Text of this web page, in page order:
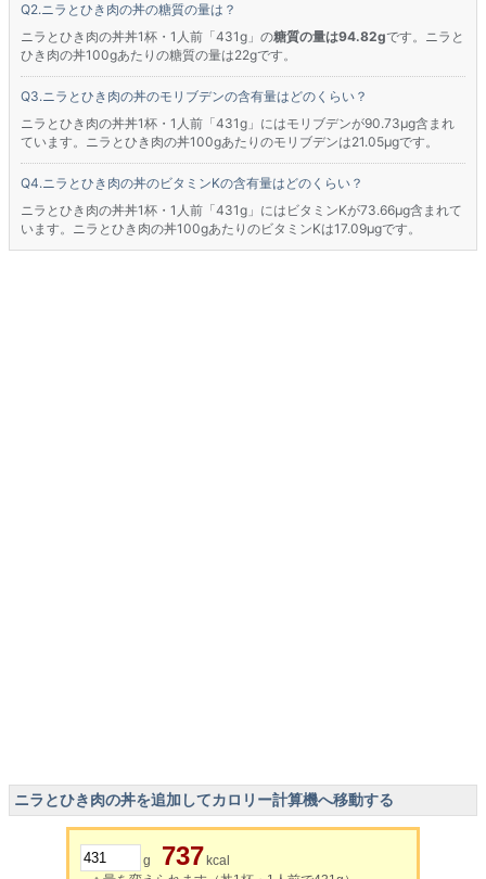
ニラとひき肉の丼の糖質の量は？
ニラとひき肉の丼丼1杯・1人前「431g」の糖質の量は94.82gです。ニラと
ひき肉の丼100gあたりの糖質の量は22gです。
ニラとひき肉の丼のモリブデンの含有量はどのくらい？
ニラとひき肉の丼丼1杯・1人前「431g」にはモリブデンが90.73μg含まれ
ています。ニラとひき肉の丼100gあたりのモリブデンは21.05μgです。
ニラとひき肉の丼のビタミンKの含有量はどのくらい？
ニラとひき肉の丼丼1杯・1人前「431g」にはビタミンKが73.66μg含まれて
います。ニラとひき肉の丼100gあたりのビタミンKは17.09μgです。
ニラとひき肉の丼を追加してカロリー計算機へ移動する
g 737 kcal